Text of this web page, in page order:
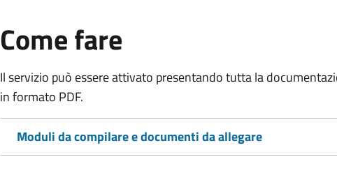
Come fare
Il servizio può essere attivato presentando tutta la
in formato PDF.
Moduli da compilare e documenti da allegare